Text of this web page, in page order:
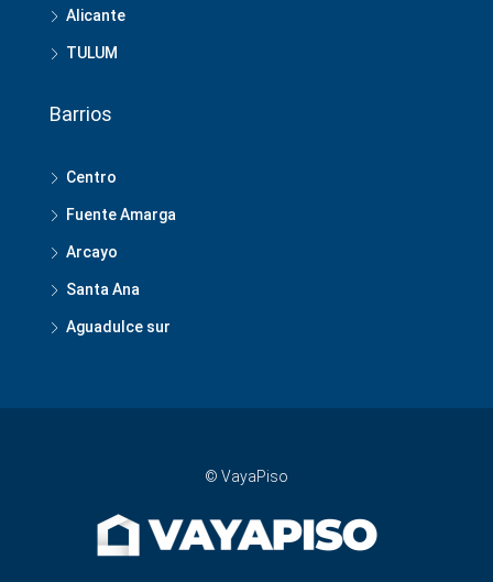
Alicante
TULUM
Barrios
Centro
Fuente Amarga
Arcayo
Santa Ana
Aguadulce sur
© VayaPiso